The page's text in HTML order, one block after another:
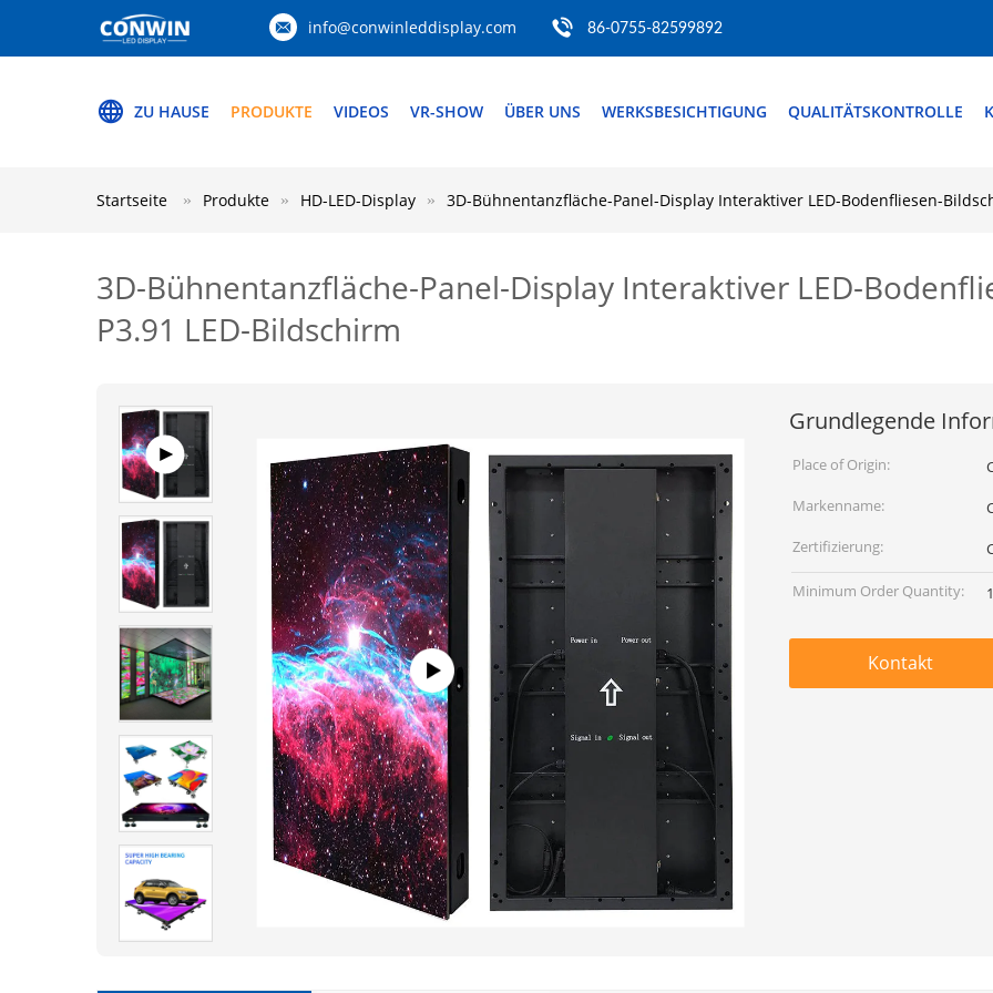
info@conwinleddisplay.com 86-0755-82599892
ZU HAUSE PRODUKTE VIDEOS VR-SHOW ÜBER UNS WERKSBESICHTIGUNG QUALITÄTSKONTROLLE
Startseite Produkte HD-LED-Display 3D-Bühnentanzfläche-Panel-Display Interaktiver LED-Bodenfliesen-
3D-Bühnentanzfläche-Panel-Display Interaktiver LED-
P3.91 LED-Bildschirm
Grundlegende
Place of Origin:
Markenname:
Zertifizierung:
Minimum Order Quantity:
Kontakt